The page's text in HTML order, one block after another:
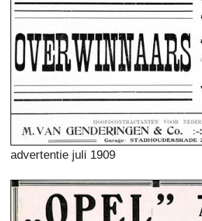
advertentie juli 1909